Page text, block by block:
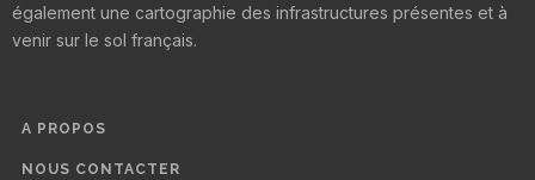
également une cartographie des infrastructures présentes et à
venir sur le sol français.
A PROPOS
NOUS CONTACTER